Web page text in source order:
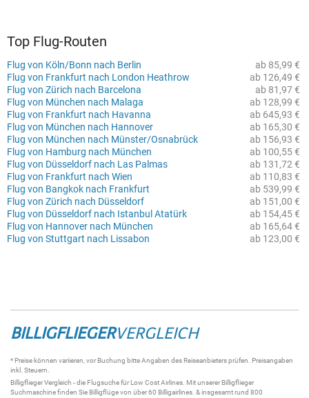
Top Flug-Routen
ab 85,99 €
Flug von Köln/Bonn nach Berlin
ab 126,49 €
Flug von Frankfurt nach London Heathrow
ab 81,97 €
Flug von Zürich nach Barcelona
ab 128,99 €
Flug von München nach Malaga
ab 645,93 €
Flug von Frankfurt nach Havanna
ab 165,30 €
Flug von München nach Hannover
ab 156,93 €
Flug von München nach Münster/Osnabrück
ab 100,55 €
Flug von Hamburg nach München
ab 131,72 €
Flug von Düsseldorf nach Las Palmas
ab 110,83 €
Flug von Frankfurt nach Wien
ab 539,99 €
Flug von Bangkok nach Frankfurt
ab 151,00 €
Flug von Zürich nach Düsseldorf
ab 154,45 €
Flug von Düsseldorf nach Istanbul Atatürk
ab 165,64 €
Flug von Hannover nach München
ab 123,00 €
Flug von Stuttgart nach Lissabon
BILLIGFLIEGERVERGLEICH
* Preise können variieren, vor Buchung bitte Angaben des Reiseanbieters prüfen. Preisangaben
inkl. Steuern.
BilligfliegerVergleich - die Flugsuchefür Low Cost Airlines. Mit unsererBilligflieger
Suchmaschinefinden Sie Billigflügevon über 60 Billigairlines . & insgesamt rund 800